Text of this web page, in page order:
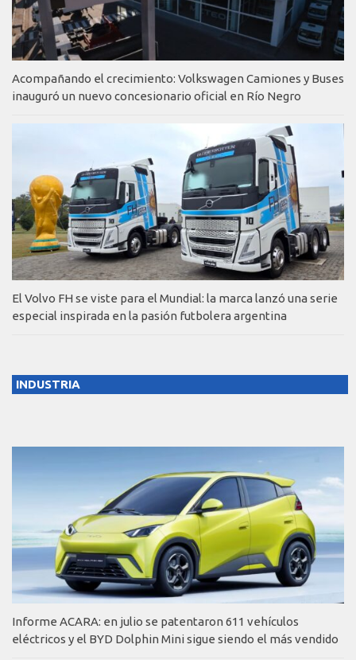
Acompañando el crecimiento: Volkswagen Camiones y Buses
inauguró un nuevo concesionario oficial en Río Negro
El Volvo FH se viste para el Mundial: la marca lanzó una serie
especial inspirada en la pasión futbolera argentina
INDUSTRIA
Informe ACARA: en julio se patentaron 611 vehículos
eléctricos y el BYD Dolphin Mini sigue siendo el más vendido